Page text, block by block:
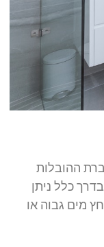
ההובלות
כלל ניתן
מים גבוה או